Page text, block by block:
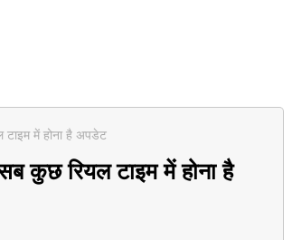
में होना है अपडेट
कुछ रियल टाइम में होना है